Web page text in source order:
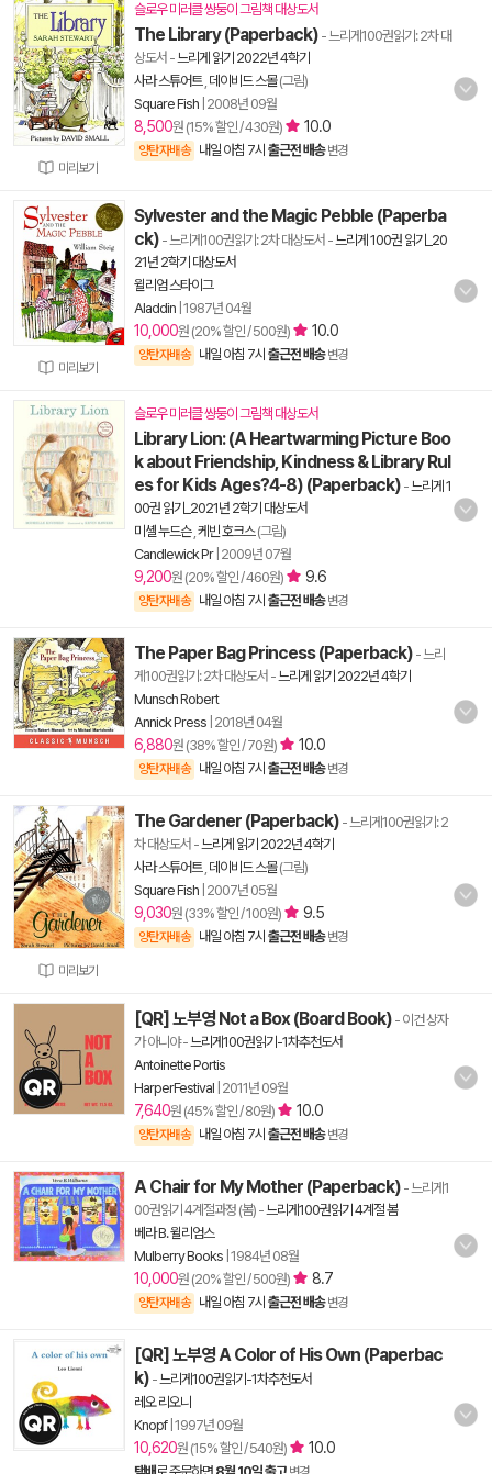
미리보기
슬로우 미러클 쌍둥이 그림책 대상도서
The Library (Paperback) - 느리게100권읽기: 2차 대
상도서 -느리게 읽기 2022년 4학기
사라 스튜어트, 데이비드 스몰(그림)
Square Fish 2008년 09월
8,500원 (15% 할인 / 430원) 10.0
양탄자배송 내일 아침 7시 출근전 배송 변경
미리보기
Sylvester and the Magic Pebble (Paperba
ck) - 느리게100권읽기: 2차 대상도서 -느리게 100권 읽기_20
21년 2학기 대상도서
윌리엄 스타이그
Aladdin 1987년 04월
10,000원 (20% 할인 / 500원) 10.0
양탄자배송 내일 아침 7시 출근전 배송 변경
슬로우 미러클 쌍둥이 그림책 대상도서
Library Lion: (A Heartwarming Picture Boo
k about Friendship, Kindness & Library Rul
es for Kids Ages?4-8) (Paperback) -느리게 1
00권 읽기_2021년 2학기 대상도서
미셸 누드슨, 케빈 호크스(그림)
Candlewick Pr| 2009년 07월
9,200원 (20% 할인 / 460원) 9.6
양탄자배송 내일 아침 7시 출근전 배송 변경
The Paper Bag Princess (Paperback) - 느리
게100권읽기: 2차 대상도서 -느리게 읽기 2022년 4학기
Munsch Robert
Annick Press 2018년 04월
6,880원 (38% 할인 / 70원) 10.0
양탄자배송 내일 아침 7시 출근전 배송 변경
미리보기
The Gardener (Paperback) - 느리게100권읽기: 2
차 대상도서 -느리게 읽기 2022년 4학기
사라 스튜어트, 데이비드 스몰(그림)
Square Fish 2007년 05월
9,030원 (33% 할인 / 100원) 9.5
양탄자배송 내일 아침 7시 출근전 배송 변경
[QR] 노부영 Not a Box (Board Book) - 이건 상자
가 아니야-느리게100권읽기-1차추천도서
Antoinette Portis
HarperFestival 2011년 09월
7,640원 (45% 할인 / 80원) 10.0
양탄자배송 내일 아침 7시 출근전 배송 변경
A Chair for My Mother (Paperback) - 느리게1
00권읽기 4계절과정 (봄) -느리게100권읽기 4계절 봄
베라 B. 윌리엄스
Mulberry Books 1984년 08월
10,000원 (20% 할인 / 500원) 8.7
양탄자배송 내일 아침 7시 출근전 배송 변경
[QR] 노부영 A Color of His Own (Paperbac
k) -느리게100권읽기-1차추천도서
레오 리오니
Knopf| 1997년 09월
10,620원 (15% 할인 / 540원) 10.0